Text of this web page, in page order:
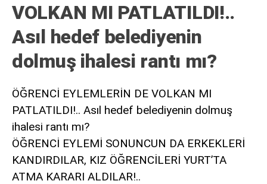
siteler
bonusu
siteler
deneme
bonusu
veren
siteler
deneme
bonusu
veren
siteler
VOLKAN MI PATLATILDI!..
Asıl hedef belediyenin
dolmuş ihalesi rantı mı?
ÖĞRENCİ EYLEMLERİN DE VOLKAN MI
PATLATILDI!.. Asıl hedef belediyenin dolmuş
ihalesi rantı mı?
ÖĞRENCİ EYLEMİ SONUNCUN DA ERKEKLERİ
KANDIRDILAR, KIZ ÖĞRENCİLERİ YURT’TA
ATMA KARARI ALDILAR!..